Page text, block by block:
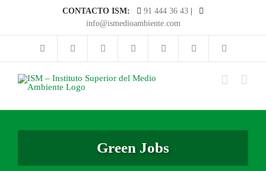
CONTACTO ISM: 91 444 36 43
info@ismedioambiente.com
Green Jobs